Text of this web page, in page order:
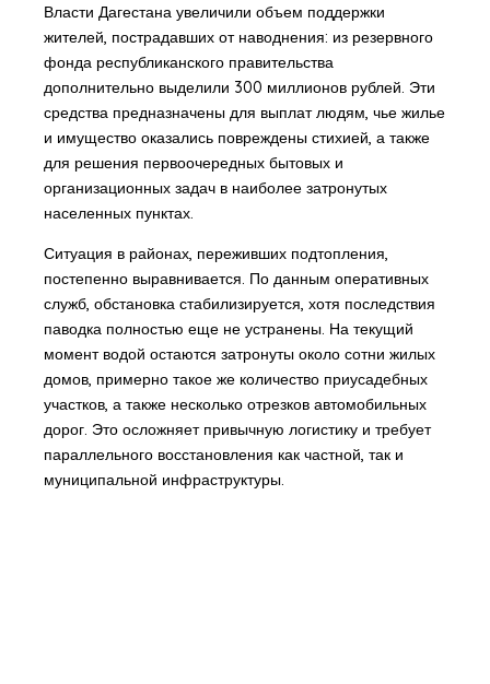
Власти Дагестана увеличили объем поддержки
жителей, пострадавших от наводнения: из резервного
фонда республиканского правительства
дополнительно выделили 300 миллионов рублей. Эти
средства предназначены для выплат людям, чье жилье
и имущество оказались повреждены стихией, а также
для решения первоочередных бытовых и
организационных задач в наиболее затронутых
населенных пунктах.
Ситуация в районах, переживших подтопления,
постепенно выравнивается. По данным оперативных
служб, обстановка стабилизируется, хотя последствия
паводка полностью еще не устранены. На текущий
момент водой остаются затронуты около сотни жилых
домов, примерно такое же количество приусадебных
участков, а также несколько отрезков автомобильных
дорог. Это осложняет привычную логистику и требует
параллельного восстановления как частной, так и
муниципальной инфраструктуры.